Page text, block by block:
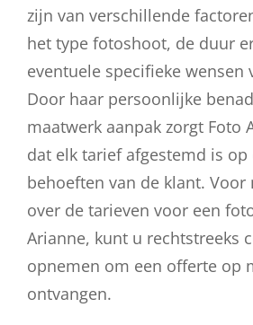
zijn van verschillende
het type fotoshoot, de duur
eventuele specifieke wensen
Door haar persoonlijke
maatwerk aanpak zorgt Foto
dat elk tarief afgestemd is op
behoeften van de klant.
over de tarieven voor een
Arianne, kunt u rechtstreeks
opnemen om een offerte op
ontvangen.